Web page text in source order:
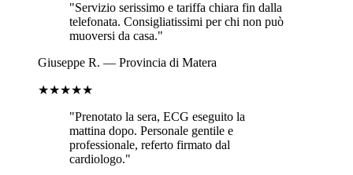
"Servizio serissimo e tariffa chiara fin dalla
telefonata. Consigliatissimi per chi non può
muoversi da casa."
Giuseppe R. — Provincia di Matera
★★★★★
"Prenotato la sera, ECG eseguito la
mattina dopo. Personale gentile e
professionale, referto firmato dal
cardiologo."